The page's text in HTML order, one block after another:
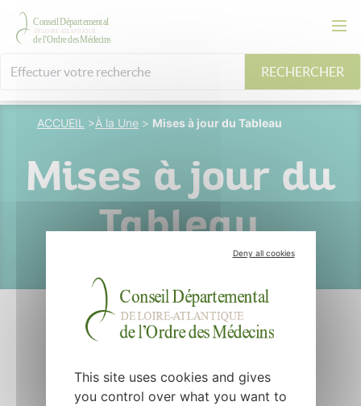
RECHERCHER
ACCUEIL >À la Une > Mises à jour du Tableau
Mises à jour du
Tableau
Mise à jour du Tableau
02 avril 2026
Deny all cookies
This site uses cookies and gives
you control over what you want to